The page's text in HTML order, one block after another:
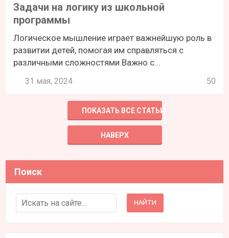
Задачи на логику из школьной
программы
Логическое мышление играет важнейшую роль в
развитии детей, помогая им справляться с
различными сложностями.Важно с...
31 мая, 2024 50
ПОКАЗАТЬ ВСЕ СТАТЬИ
НАВЕРХ
Поиск
Search for: